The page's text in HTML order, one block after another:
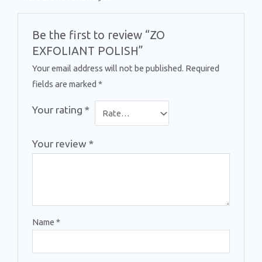
Be the first to review “ZO
EXFOLIANT POLISH”
Your email address will not be published. Required
fields are marked*
Your rating*
Your review*
Name*